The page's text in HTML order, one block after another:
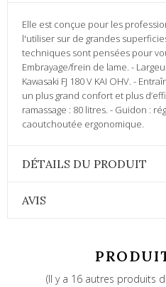
Elle est conçue pour les
l'utiliser sur de grandes
techniques sont pensées pour
Embrayage/frein de lame. -
Kawasaki FJ 180 V KAI OHV. -
un plus grand confort et plus
ramassage : 80 litres. - Guidon :
caoutchoutée ergonomique.
DÉTAILS DU PRODUIT
AVIS
(Il y a 16 autres produits